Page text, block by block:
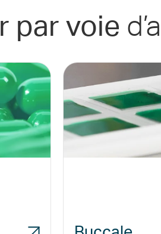
par voie